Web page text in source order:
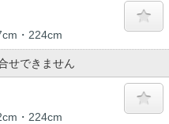
・224cm
せできません
・224cm